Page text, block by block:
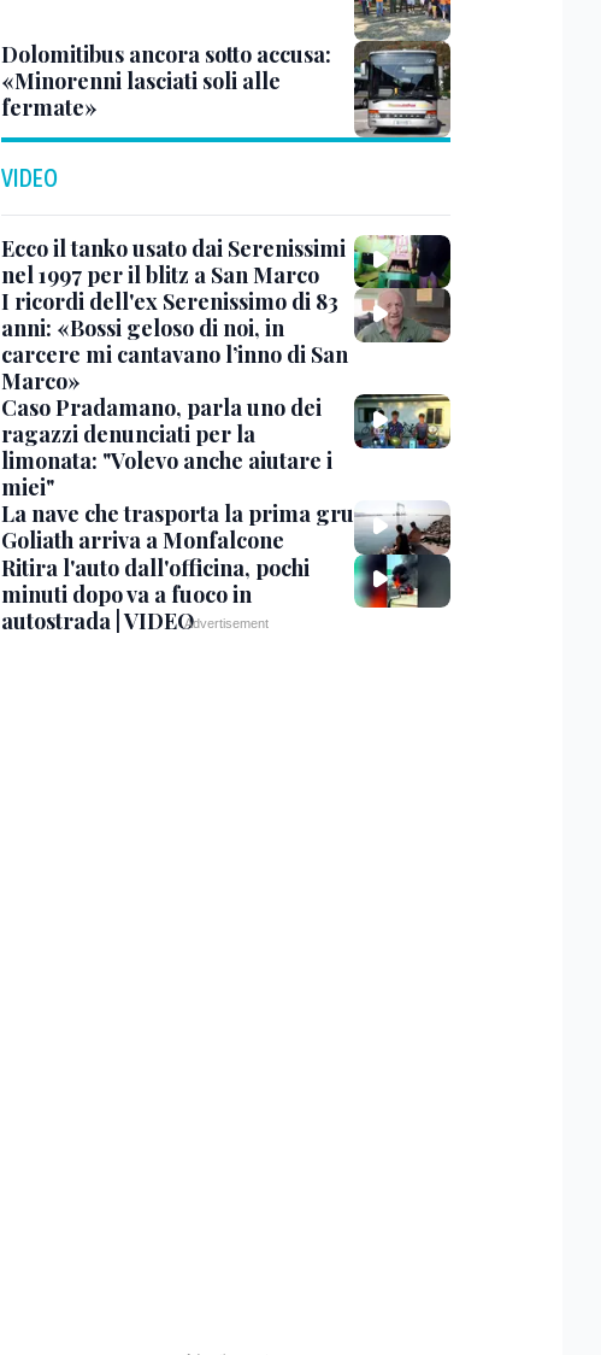
Dolomitibus ancora sotto accusa:
«Minorenni lasciati soli alle
fermate»
VIDEO
Ecco il tanko usato dai Serenissimi
nel 1997 per il blitz a San Marco
I ricordi dell'ex Serenissimo di 83
anni: «Bossi geloso di noi, in
carcere mi cantavano l’inno di San
Marco»
Caso Pradamano, parla uno dei
ragazzi denunciati per la
limonata: "Volevo anche aiutare i
miei"
La nave che trasporta la prima gru
Goliath arriva a Monfalcone
Ritira l'auto dall'officina, pochi
minuti dopo va a fuoco in
autostrada | VIDEO